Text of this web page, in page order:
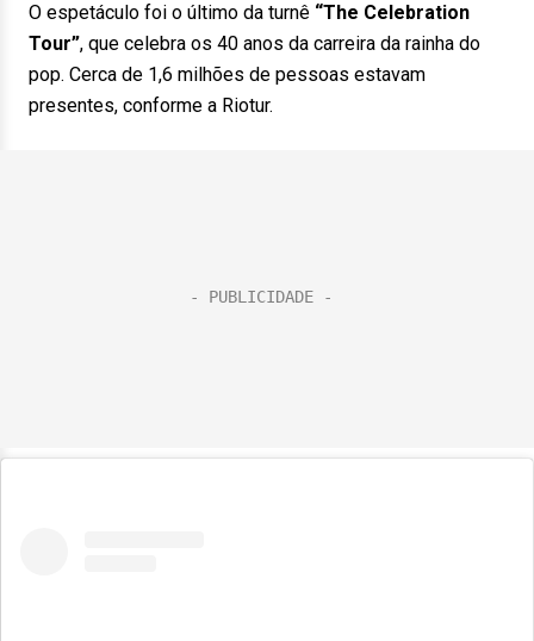
O espetáculo foi o último da turnê “The Celebration
Tour”, que celebra os 40 anos da carreira da rainha do
pop. Cerca de 1,6 milhões de pessoas estavam
presentes, conforme a Riotur.